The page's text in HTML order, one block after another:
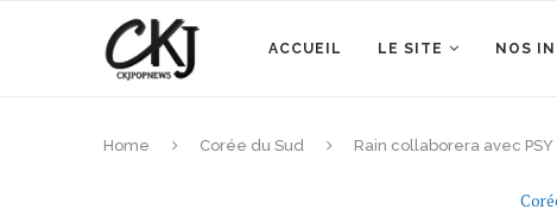
ACCUEIL LE SITE NOS
Home Corée du Sud Rain collaborera avec